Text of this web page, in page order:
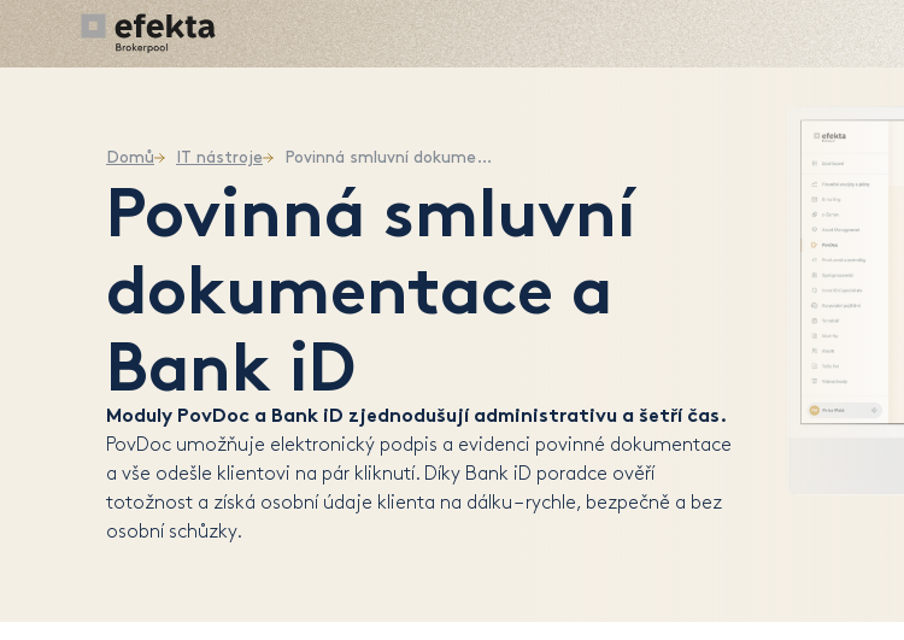
Domů IT nástroje Povinná smluvní dokumentace
Povinná smluvní
dokumentace a
Bank iD
Moduly PovDoc a Bank iD zjednodušují administrativu a šetří čas.
PovDoc umožňuje elektronický podpis a evidenci povinné dokumentace
a vše odešle klientovi na pár kliknutí. Díky Bank iD poradce ověří
totožnost a získá osobní údaje klienta na dálku – rychle, bezpečně a bez
osobní schůzky.